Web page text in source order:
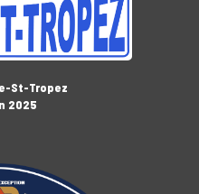
St-Tropez
2025